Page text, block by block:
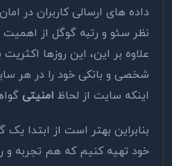
داده های ارسالی کاربران در
نظر سئو و رتبه گوگل از اهمیت
علاوه بر این، این روزها
شخصی و بانکی خود را در هر
اینکه سایت از لحاظ امنیتی
خود تهیه کنیم که هم تجربه و